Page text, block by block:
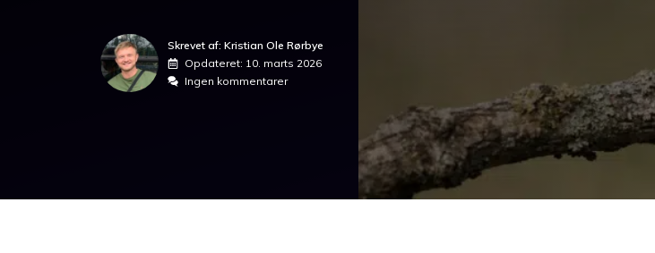
Skrevet af: Kristian Ole Rørbye
Opdateret: 10. marts 2026
Ingen kommentarer